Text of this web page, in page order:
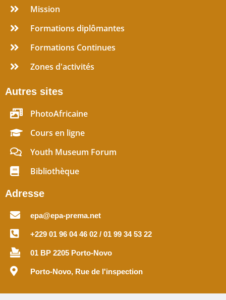
Mission
Formations diplômantes
Formations Continues
Zones d'activités
Autres sites
PhotoAfricaine
Cours en ligne
Youth Museum Forum
Bibliothèque
Adresse
epa@epa-prema.net
+229 01 96 04 46 02 / 01 99 34 53 22
01 BP 2205 Porto-Novo
Porto-Novo, Rue de l'inspection